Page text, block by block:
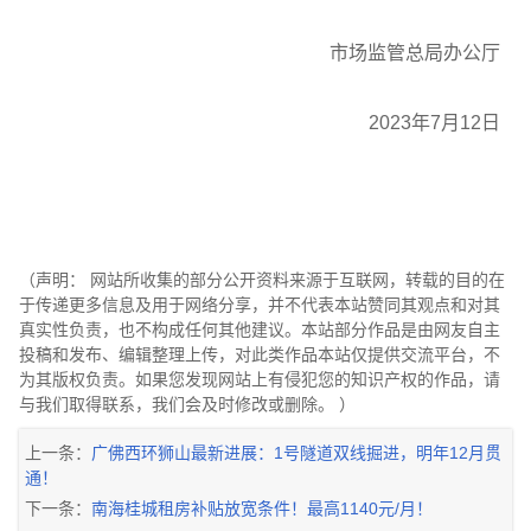
市场监管总局办公厅
2023年7月12日
（声明： 网站所收集的部分公开资料来源于互联网，转载的目的在
于传递更多信息及用于网络分享，并不代表本站赞同其观点和对其
真实性负责，也不构成任何其他建议。本站部分作品是由网友自主
投稿和发布、编辑整理上传，对此类作品本站仅提供交流平台，不
为其版权负责。如果您发现网站上有侵犯您的知识产权的作品，请
与我们取得联系，我们会及时修改或删除。 ）
上一条： 广佛西环狮山最新进展：1号隧道双线掘进，明年12月贯
通！
下一条： 南海桂城租房补贴放宽条件！最高1140元/月！